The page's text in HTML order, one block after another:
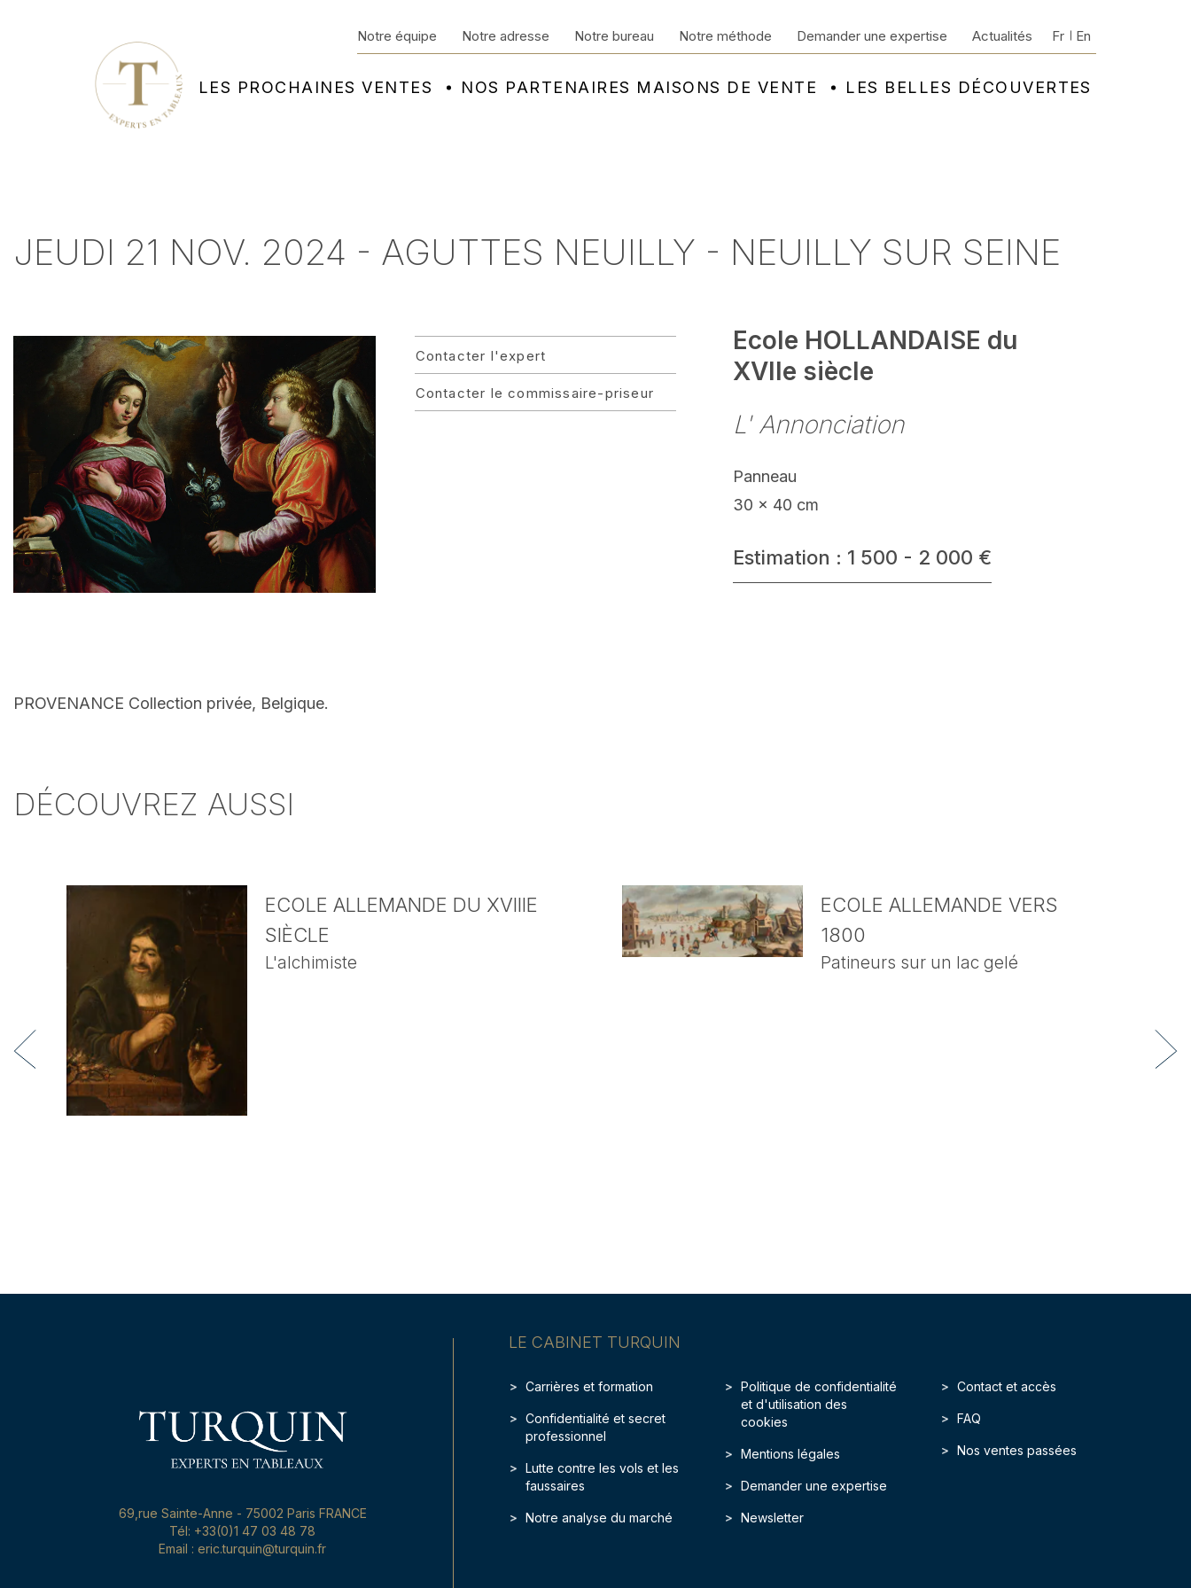
LES PROCHAINES VENTES NOS PARTENAIRES MAISONS DE VENTE LES BELLES DÉCOUVERTES
Notre équipe Notre adresse Notre bureau Notre méthode Demander une expertise Actualités Fr En
JEUDI 21 NOV. 2024 - AGUTTES NEUILLY - NEUILLY SUR SEINE
Contacter l'expert
Contacter le commissaire-priseur
Ecole HOLLANDAISE du
XVIIe siècle
L' Annonciation
Panneau
30 x 40 cm
Estimation : 1 500 - 2 000 €
PROVENANCE Collection privée, Belgique.
DÉCOUVREZ AUSSI
ECOLE ALLEMANDE DU XVIIIE
SIÈCLE
L'alchimiste
ECOLE ALLEMANDE VERS
1800
Patineurs sur un lac gelé
LE CABINET TURQUIN
Carrières et formation
Confidentialité et secret
professionnel
Lutte contre les vols et les
faussaires
Notre analyse du marché
Politique de confidentialité
et d'utilisation des
cookies
Mentions légales
Demander une expertise
Newsletter
Contact et accès
FAQ
Nos ventes passées
69,rue Sainte-Anne - 75002 Paris FRANCE
Tél: +33(0)1 47 03 48 78
Email : eric.turquin@turquin.fr